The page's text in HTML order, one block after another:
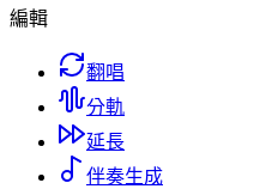
編輯
翻唱
分軌
延長
伴奏生成